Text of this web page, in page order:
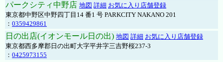
パークシティ中野店 地図 詳細 お気に入り店舗登録
東京都中野区中野四丁目14 番1 号 PARKCITY NAKANO 201
： 0359429861
日の出店(イオンモール日の出) 地図 詳細 お気に入り店舗登録
東京都西多摩郡日の出町大字平井字三吉野桜237-3
： 0425973155